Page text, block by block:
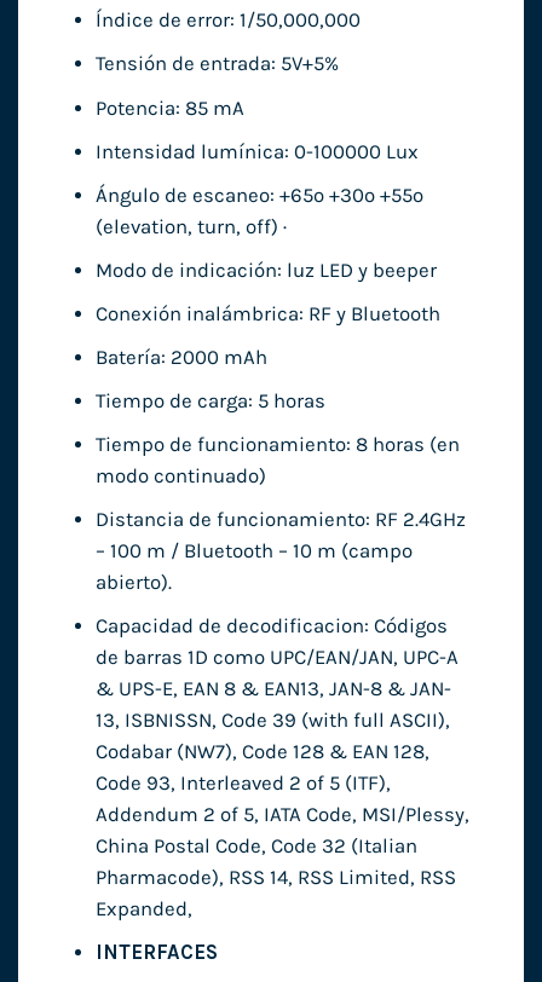
Índice de error: 1/50,000,000
Tensión de entrada: 5V+5%
Potencia: 85 mA
Intensidad lumínica: 0-100000 Lux
Ángulo de escaneo: +65º +30º +55º
(elevation, turn, off) ·
Modo de indicación: luz LED y beeper
Conexión inalámbrica: RF y Bluetooth
Batería: 2000 mAh
Tiempo de carga: 5 horas
Tiempo de funcionamiento: 8 horas (en
modo continuado)
Distancia de funcionamiento: RF 2.4GHz
– 100 m / Bluetooth – 10 m (campo
abierto).
Capacidad de decodificacion: Códigos
de barras 1D como UPC/EAN/JAN, UPC-A
& UPS-E, EAN 8 & EAN13, JAN-8 & JAN-
13, ISBNISSN, Code 39 (with full ASCII),
Codabar (NW7), Code 128 & EAN 128,
Code 93, Interleaved 2 of 5 (ITF),
Addendum 2 of 5, IATA Code, MSI/Plessy,
China Postal Code, Code 32 (Italian
Pharmacode), RSS 14, RSS Limited, RSS
Expanded,
INTERFACES